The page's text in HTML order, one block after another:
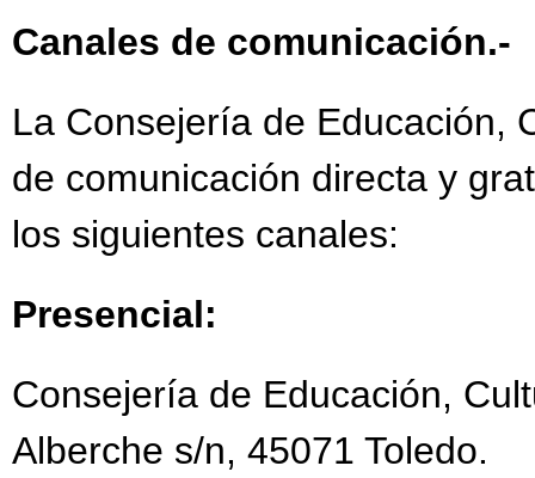
Canales de comunicación.-
La Consejería de Educación,
de comunicación directa y
los siguientes canales:
Presencial:
Consejería de Educación,
Alberche s/n, 45071 Toledo.